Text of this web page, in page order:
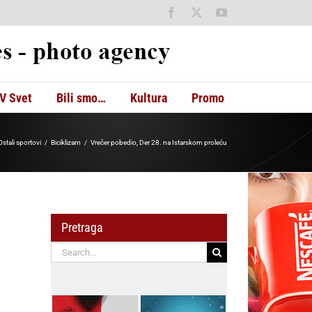
Facebook YouTube
Svet Bili smo… Kultura Promo
sportovi Biciklizam Vrečer pobedio, Der 28. na Istarskom proleću
Pretraga
Search
for: